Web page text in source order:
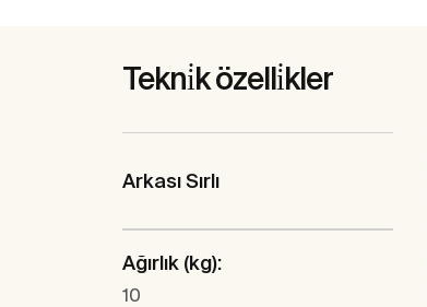
Tekni̇k özelli̇kler
Arkası Sırlı
Ağırlık (kg):
10